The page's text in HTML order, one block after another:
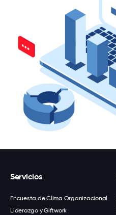
Servicios
Encuesta de Clima Organizacional
Liderazgo y Giftwork